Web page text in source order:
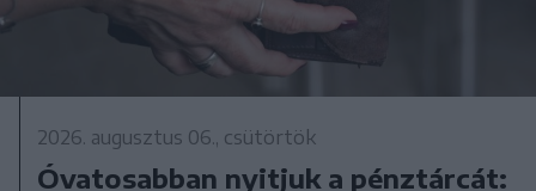
2026. augusztus 06., csütörtök
Óvatosabban nyitjuk a pénztárcát: